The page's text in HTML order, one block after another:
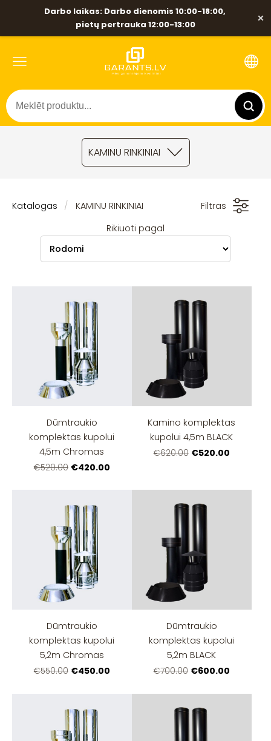
Darbo laikas: Darbo dienomis 10:00-18:00,
pietų pertrauka 12:00-13:00
×
KAMINU RINKINIAI
Katalogas KAMINU RINKINIAI
Filtras
Rikiuoti pagal
Dūmtraukio
komplektas kupolui
4,5m Chromas
€520.00 €420.00
Kamino komplektas
kupolui 4,5m BLACK
€620.00 €520.00
Dūmtraukio
komplektas kupolui
5,2m Chromas
€550.00 €450.00
Dūmtraukio
komplektas kupolui
5,2m BLACK
€700.00 €600.00